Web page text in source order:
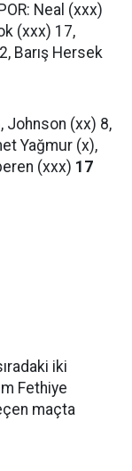
Neal (xxx)
(xxx) 17,
Barış Hersek
Johnson (xx) 8,
Yağmur (x),
(xxx) 17
iki
Fethiye
maçta